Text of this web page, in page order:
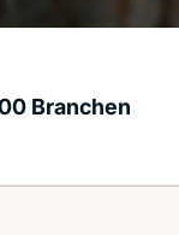
Branchen